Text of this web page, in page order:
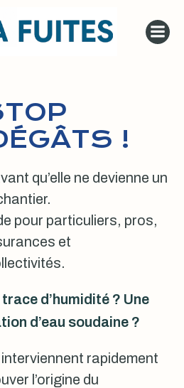
au
contenu
!
qu’elle ne devienne un
pour particuliers, pros,
et
d’humidité ? Une
d’eau soudaine ?
rapidement
l’origine du